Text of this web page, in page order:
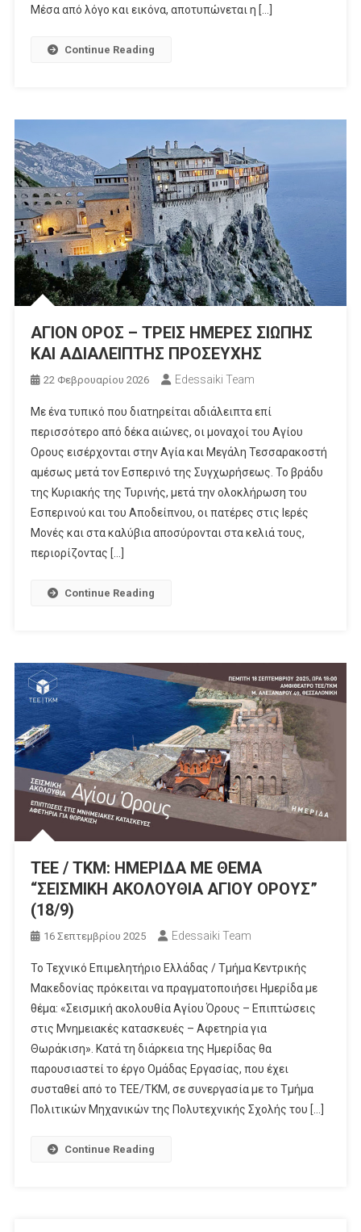
Μέσα από λόγο και εικόνα, αποτυπώνεται η […]
Continue Reading
ΑΓΙΟΝ ΟΡΟΣ – ΤΡΕΙΣ ΗΜΕΡΕΣ ΣΙΩΠΗΣ
ΚΑΙ ΑΔΙΑΛΕΙΠΤΗΣ ΠΡΟΣΕΥΧΗΣ
22 Φεβρουαρίου 2026 Edessaiki Team
Με ένα τυπικό που διατηρείται αδιάλειπτα επί
περισσότερο από δέκα αιώνες, οι μοναχοί του Αγίου
Ορους εισέρχονται στην Αγία και Μεγάλη Τεσσαρακοστή
αμέσως μετά τον Εσπερινό της Συγχωρήσεως. Το βράδυ
της Κυριακής της Τυρινής, μετά την ολοκλήρωση του
Εσπερινού και του Αποδείπνου, οι πατέρες στις Ιερές
Μονές και στα καλύβια αποσύρονται στα κελιά τους,
περιορίζοντας […]
Continue Reading
ΤΕΕ / ΤΚΜ: ΗΜΕΡΙΔΑ ΜΕ ΘΕΜΑ
“ΣΕΙΣΜΙΚΗ ΑΚΟΛΟΥΘΙΑ ΑΓΙΟΥ ΟΡΟΥΣ”
(18/9)
16 Σεπτεμβρίου 2025 Edessaiki Team
Το Τεχνικό Επιμελητήριο Ελλάδας / Τμήμα Κεντρικής
Μακεδονίας πρόκειται να πραγματοποιήσει Ημερίδα με
θέμα: «Σεισμική ακολουθία Αγίου Όρους – Επιπτώσεις
στις Μνημειακές κατασκευές – Αφετηρία για
Θωράκιση». Κατά τη διάρκεια της Ημερίδας θα
παρουσιαστεί το έργο Ομάδας Εργασίας, που έχει
συσταθεί από το ΤΕΕ/ΤΚΜ, σε συνεργασία με το Τμήμα
Πολιτικών Μηχανικών της Πολυτεχνικής Σχολής του […]
Continue Reading